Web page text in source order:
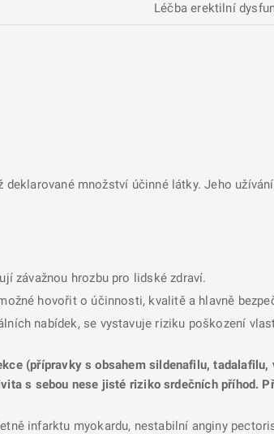
Léčba erektilní
množství účinné látky. Jeho
závažnou hrozbu pro lidské zdraví.
hovořit o účinnosti, kvalitě a hlavně
nabídek, se vystavuje riziku poškození
(přípravky s obsahem sildenafilu,
s sebou nese jisté riziko srdečních příhod.
infarktu myokardu, nestabilní anginy